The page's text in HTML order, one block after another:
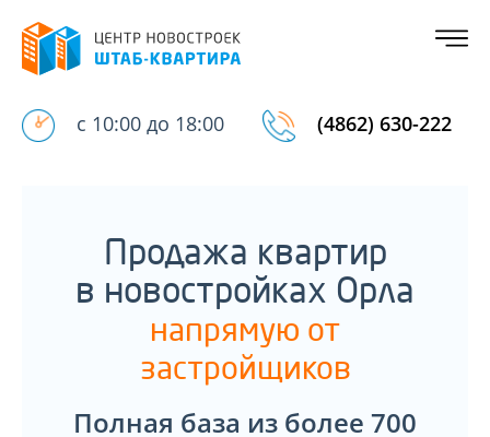
с 10:00 до 18:00 (4862) 630-222
Продажа квартир
в новостройках Орла
напрямую от
застройщиков
Полная база из более 700